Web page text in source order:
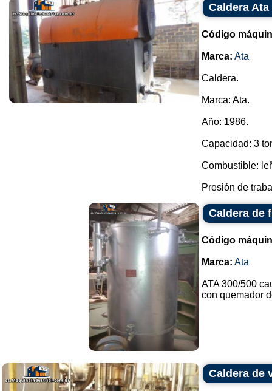
Caldera Ata
Código
Marca: Ata
Caldera.
Marca: Ata.
Año: 1986.
Capacidad: 3
Combustible:
Presión de
Caldera de
Código
Marca: Ata
ATA 300/500
con quemador
Caldera de